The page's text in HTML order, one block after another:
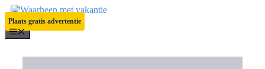
Ga
naar
de
inhoud
Plaats gratis advertentie
Menu